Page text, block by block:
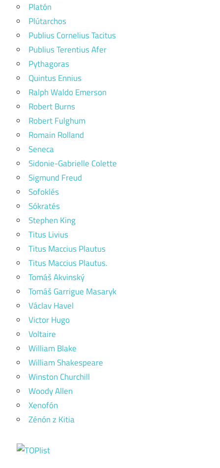
Platón
Plútarchos
Publius Cornelius Tacitus
Publius Terentius Afer
Pythagoras
Quintus Ennius
Ralph Waldo Emerson
Robert Burns
Robert Fulghum
Romain Rolland
Seneca
Sidonie-Gabrielle Colette
Sigmund Freud
Sofoklés
Sókratés
Stephen King
Titus Livius
Titus Maccius Plautus
Titus Maccius Plautus.
Tomáš Akvinský
Tomáš Garrigue Masaryk
Václav Havel
Victor Hugo
Voltaire
William Blake
William Shakespeare
Winston Churchill
Woody Allen
Xenofón
Zénón z Kitia